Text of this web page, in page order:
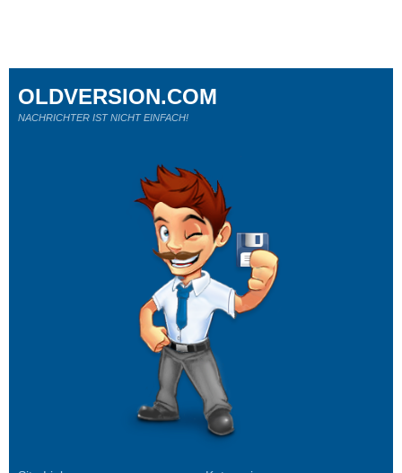
OLDVERSION.COM
NACHRICHTER IST NICHT EINFACH!